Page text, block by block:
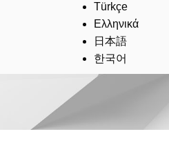
Türkçe
Ελληνικά
日本語
한국어